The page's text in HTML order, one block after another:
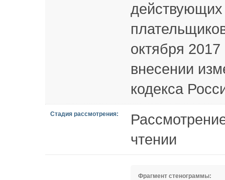
действующих
октября
внесении
кодекса
Стадия рассмотрения:
чтении
Фрагмент стенограммы: